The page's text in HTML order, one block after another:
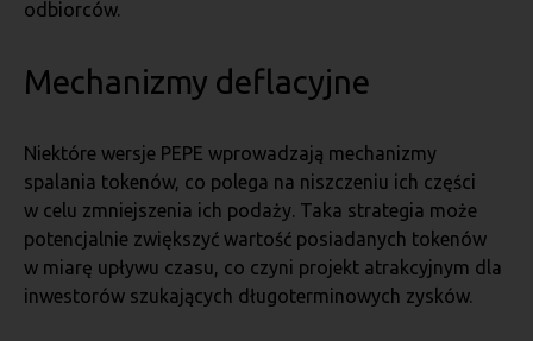
odbiorców.
Mechanizmy deflacyjne
Niektóre wersje PEPE wprowadzają mechanizmy
spalania tokenów, co polega na niszczeniu ich części
w celu zmniejszenia ich podaży. Taka strategia może
potencjalnie zwiększyć wartość posiadanych tokenów
w miarę upływu czasu, co czyni projekt atrakcyjnym dla
inwestorów szukających długoterminowych zysków.